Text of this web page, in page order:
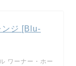
ンジ [Blu-
ワーナー・ホー